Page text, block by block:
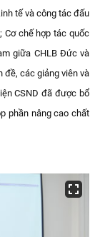
tế và công tác đấu
Cơ chế hợp tác quốc
giữa CHLB Đức và
đề, các giảng viên và
CSND đã được bổ
phần nâng cao chất